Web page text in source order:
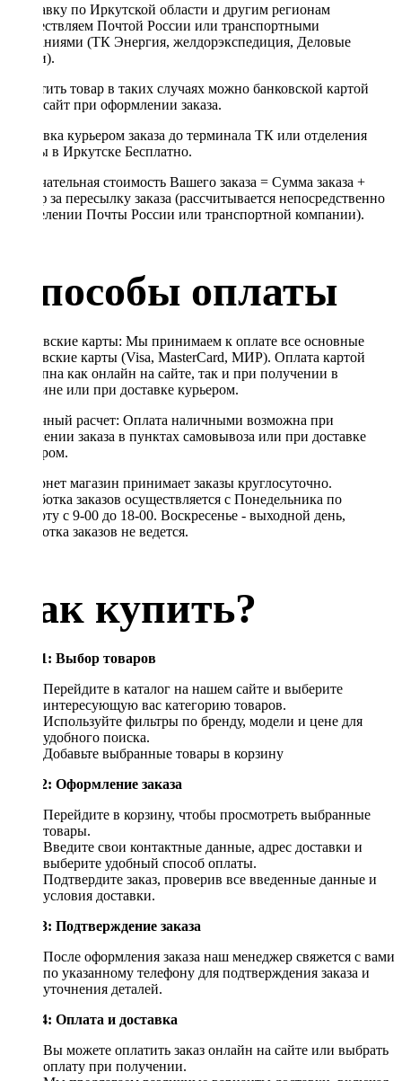
Отправку по Иркутской области и другим регионам
осуществляем Почтой России или транспортными
компаниями (ТК Энергия, желдорэкспедиция, Деловые
линии).
Оплатить товар в таких случаях можно банковской картой
через сайт при оформлении заказа.
Доставка курьером заказа до терминала ТК или отделения
Почты в Иркутске Бесплатно.
Окончательная стоимость Вашего заказа = Сумма заказа +
Тариф за пересылку заказа (рассчитывается непосредственно
в отделении Почты России или транспортной компании).
Способы оплаты
Банковские карты: Мы принимаем к оплате все основные
банковские карты (Visa, MasterCard, МИР). Оплата картой
доступна как онлайн на сайте, так и при получении в
магазине или при доставке курьером.
Наличный расчет: Оплата наличными возможна при
получении заказа в пунктах самовывоза или при доставке
курьером.
Интернет магазин принимает заказы круглосуточно.
Обработка заказов осуществляется с Понедельника по
Субботу с 9-00 до 18-00. Воскресенье - выходной день,
обработка заказов не ведется.
Как купить?
Шаг 1: Выбор товаров
Перейдите в каталог на нашем сайте и выберите
интересующую вас категорию товаров.
Используйте фильтры по бренду, модели и цене для
удобного поиска.
Добавьте выбранные товары в корзину
Шаг 2: Оформление заказа
Перейдите в корзину, чтобы просмотреть выбранные
товары.
Введите свои контактные данные, адрес доставки и
выберите удобный способ оплаты.
Подтвердите заказ, проверив все введенные данные и
условия доставки.
Шаг 3: Подтверждение заказа
После оформления заказа наш менеджер свяжется с вами
по указанному телефону для подтверждения заказа и
уточнения деталей.
Шаг 4: Оплата и доставка
Вы можете оплатить заказ онлайн на сайте или выбрать
оплату при получении.